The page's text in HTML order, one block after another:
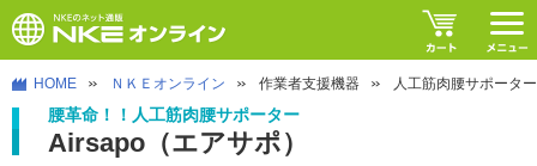
HOME ＮＫＥオンライン 作業者支援機器 人工筋肉腰サポータ
腰革命！！人工筋肉腰サポーター
Airsapo（エアサポ）